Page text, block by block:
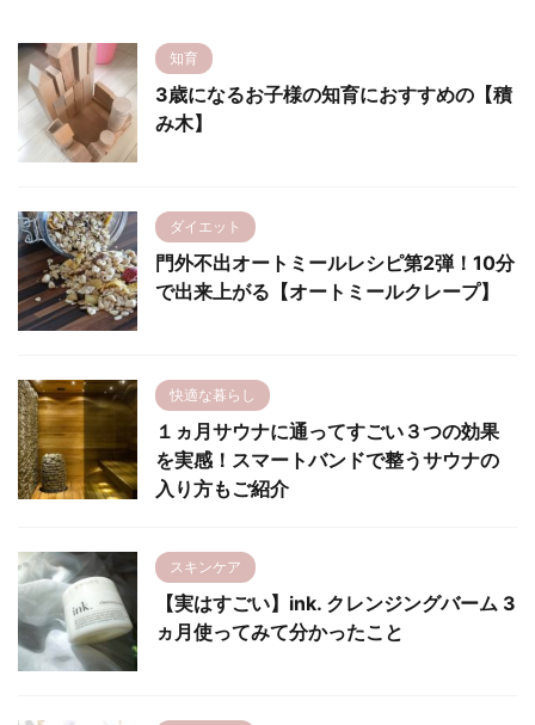
知育
3歳になるお子様の知育におすすめの【積
み木】
ダイエット
門外不出オートミールレシピ第2弾！10分
で出来上がる【オートミールクレープ】
快適な暮らし
１ヵ月サウナに通ってすごい３つの効果
を実感！スマートバンドで整うサウナの
入り方もご紹介
スキンケア
【実はすごい】ink. クレンジングバーム 3
ヵ月使ってみて分かったこと